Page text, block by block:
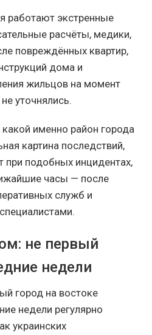
работают экстренные
расчёты, медики,
повреждённых квартир,
дома и
жильцов на момент
уточнялись.
именно район города
картина последствий,
при подобных инцидентах,
часы — после
служб и
не первый
недели
город на востоке
недели регулярно
украинских